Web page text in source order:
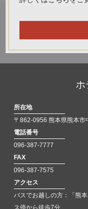
ホ
所在地
〒862-0956 熊本県熊本市
電話番号
096-387-7777
FAX
096-387-7575
アクセス
バスでお越しの方：「熊
ス停から徒歩7分